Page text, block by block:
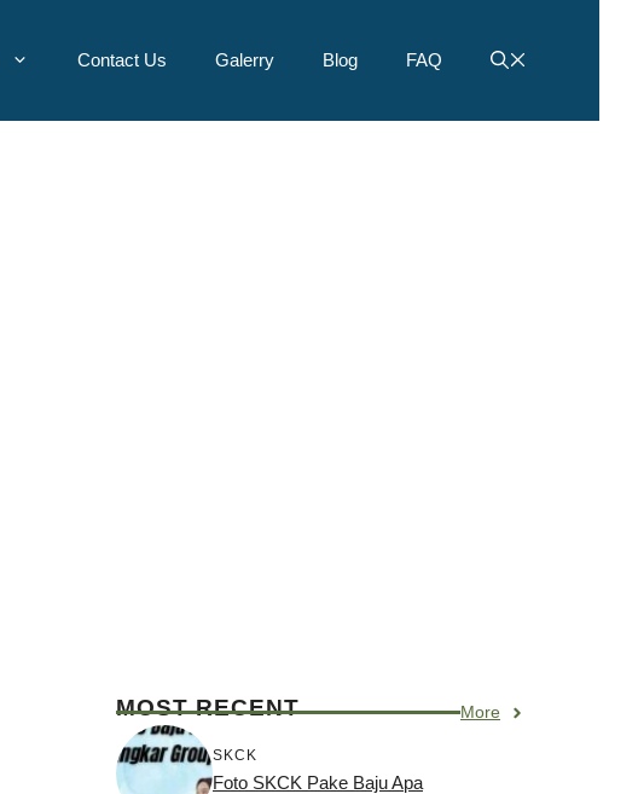
Contact Us Galerry Blog FAQ
MOST RECENT More
SKCK
Foto SKCK Pake Baju Apa